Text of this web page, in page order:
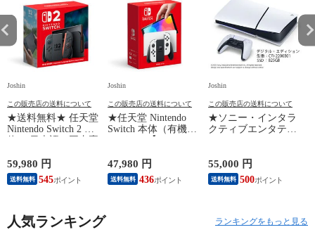
Joshin
この販売店の送料について
★送料無料★ 任天堂
Nintendo Switch 2 本
KB6CA NSW2ホンタ
イ 【返品種別B】
59,980 円
送料無料 545
Joshin
この販売店の送料について
★任天堂 Nintendo
Switch 本体（有機EL
ト】 HEG-S-KAAAA
NSWホンタイホワイ
ト ユウキELモデル
47,980 円
送料無料 436
Joshin
この販売店の送料について
★ソニー・インタラ
クティブエンタテイ
ション 日本語専用
Console Language:
Japanese only（CFI-
55,000 円
送料無料 500
人気ランキング ランキングをもっと見る